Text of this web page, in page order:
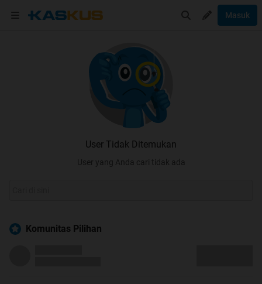
Masuk
User Tidak Ditemukan
User yang Anda cari tidak ada
Komunitas Pilihan